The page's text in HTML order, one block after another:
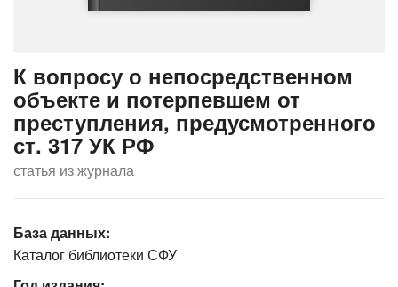
К вопросу о непосредственном
объекте и потерпевшем от
преступления, предусмотренного
ст. 317 УК РФ
статья из журнала
База данных:
Каталог библиотеки СФУ